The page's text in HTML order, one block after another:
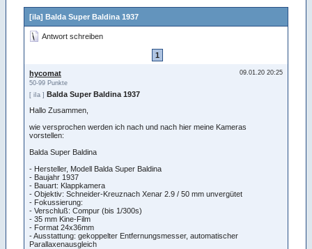
[iIa] Balda Super Baldina 1937
Antwort schreiben
1
09.01.20 20:25
hycomat
50-99 Punkte
[ iIa ] Balda Super Baldina 1937
Hallo Zusammen,
wie versprochen werden ich nach und nach hier meine Kameras
vorstellen:
Balda Super Baldina
- Hersteller, Modell Balda Super Baldina
- Baujahr 1937
- Bauart: Klappkamera
- Objektiv: Schneider-Kreuznach Xenar 2.9 / 50 mm unvergütet
- Fokussierung:
- Verschluß: Compur (bis 1/300s)
- 35 mm Kine-Film
- Format 24x36mm
- Ausstattung: gekoppelter Entfernungsmesser, automatischer
Parallaxenausgleich